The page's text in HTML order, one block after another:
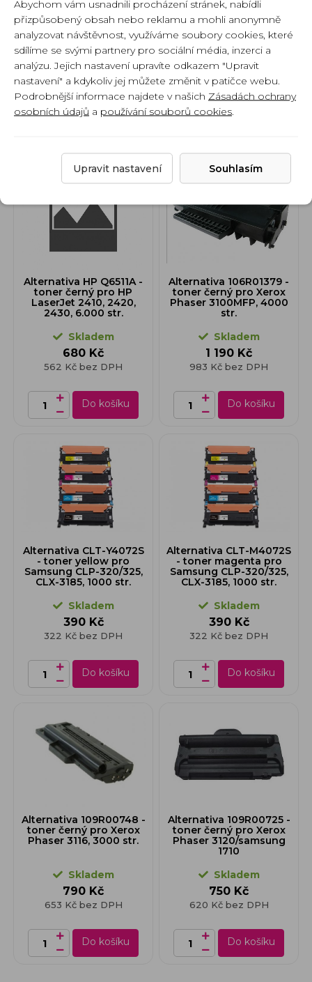
Alternativa CF210A -
131A - toner černý pro
HP LaserJetPro200
M276n,M276nw, 1600
str.
Skladem
390 Kč
322 Kč bez DPH
Alternativa TN-2010/410
- toner černý pro
Brother HL2130,
DCP7055, 1000 str.
Skladem
290 Kč
240 Kč bez DPH
Alternativa HP Q6511A -
toner černý pro HP
LaserJet 2410, 2420,
2430, 6.000 str.
Skladem
680 Kč
562 Kč bez DPH
Do košíku
Alternativa 106R01379 -
toner černý pro Xerox
Phaser 3100MFP, 4000
str.
Skladem
1 190 Kč
983 Kč bez DPH
Do košíku
Alternativa CLT-Y4072S
- toner yellow pro
Samsung CLP-320/325,
CLX-3185, 1000 str.
Skladem
390 Kč
322 Kč bez DPH
Do košíku
Alternativa CLT-M4072S
- toner magenta pro
Samsung CLP-320/325,
CLX-3185, 1000 str.
Skladem
390 Kč
322 Kč bez DPH
Do košíku
Alternativa 109R00748 -
toner černý pro Xerox
Phaser 3116, 3000 str.
Skladem
790 Kč
653 Kč bez DPH
Do košíku
Alternativa 109R00725 -
toner černý pro Xerox
Phaser 3120/samsung
1710
Skladem
750 Kč
620 Kč bez DPH
Do košíku
Abychom vám usnadnili procházení stránek, nabídli
přizpůsobený obsah nebo reklamu a mohli anonymně
analyzovat návštěvnost, využíváme soubory cookies, které
sdílíme se svými partnery pro sociální média, inzerci a
analýzu. Jejich nastavení upravíte odkazem "Upravit
nastavení" a kdykoliv jej můžete změnit v patičce webu.
Podrobnější informace najdete v našich Zásadách ochrany
osobních údajů a používání souborů cookies
Upravit nastavení Souhlasím